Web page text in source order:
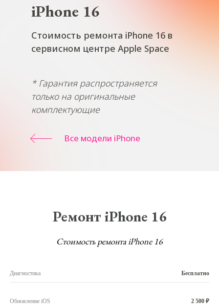
Все модели iPhone
Стоимость ремонта iPhone 16 в
сервисном центре Apple Space
* Гарантия распространяется
только на оригинальные
комплектующие
iPhone 16
Ремонт iPhone 16
Стоимость ремонта iPhone 16
Диагностика Бесплатно
Обновление iOS 2 500 ₽